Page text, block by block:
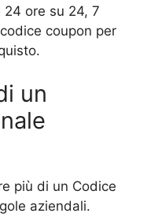
24 ore su 24, 7
coupon per
un
più di un Codice
aziendali.